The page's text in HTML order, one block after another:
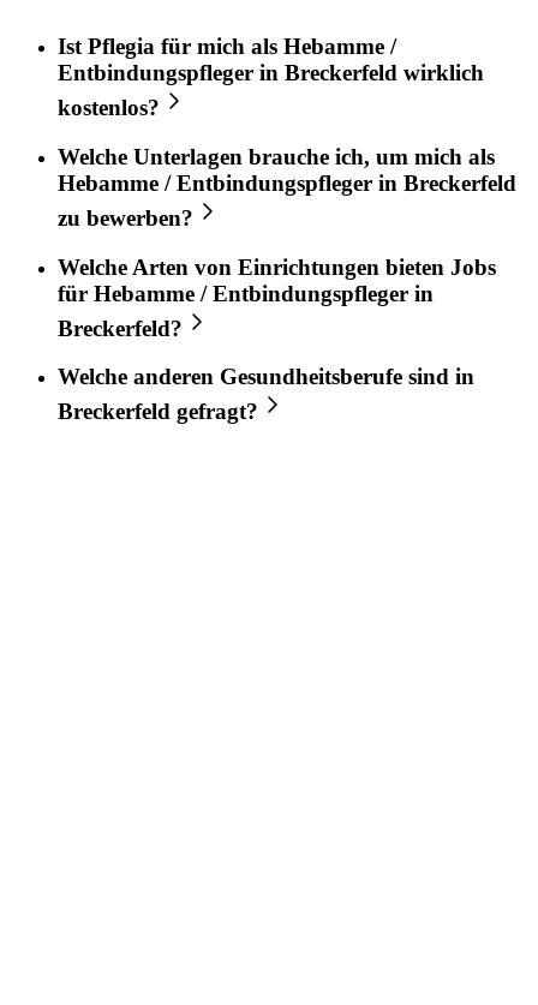
Ist Pflegia für mich als Hebamme /
Entbindungspfleger in Breckerfeld wirklich
kostenlos?
Welche Unterlagen brauche ich, um mich als
Hebamme / Entbindungspfleger in Breckerfeld
zu bewerben?
Welche Arten von Einrichtungen bieten Jobs
für Hebamme / Entbindungspfleger in
Breckerfeld?
Welche anderen Gesundheitsberufe sind in
Breckerfeld gefragt?